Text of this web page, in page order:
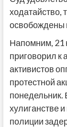
ходатайство,
освобождены
Напомним, 21
приговорил к
активистов
протестной
понедельник.
хулиганстве
полиции